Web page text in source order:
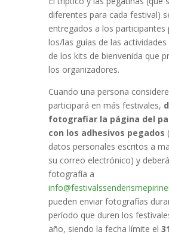
diferentes para cada festival)
entregados a los participantes
los/las guías de las
de los kits de bienvenida que
los organizadores.
Cuando una persona
participará en más festivales,
fotografiar la página del
con los adhesivos pegados
datos personales escritos a
su correo electrónico) y
fotografía a
pueden enviar fotografías
período que duren los
año, siendo la fecha límite el